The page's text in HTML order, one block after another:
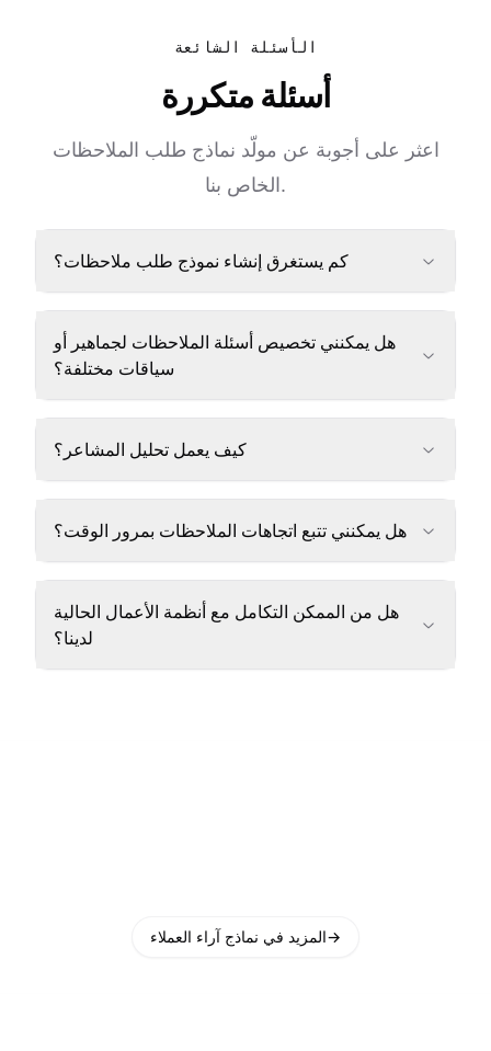
الأسئلة الشائعة
أسئلة متكررة
اعثر على أجوبة عن مولّد نماذج طلب الملاحظات
الخاص بنا.
كم يستغرق إنشاء نموذج طلب ملاحظات؟
هل يمكنني تخصيص أسئلة الملاحظات لجماهير أو
سياقات مختلفة؟
كيف يعمل تحليل المشاعر؟
هل يمكنني تتبع اتجاهات الملاحظات بمرور الوقت؟
هل من الممكن التكامل مع أنظمة الأعمال الحالية
لدينا؟
المزيد في نماذج آراء العملاء→